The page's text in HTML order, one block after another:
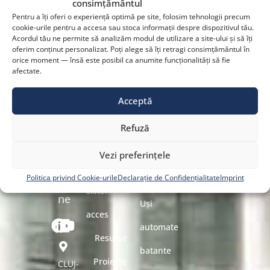
consimțământul
Pentru a îți oferi o experiență optimă pe site, folosim tehnologii precum
cookie-urile pentru a accesa sau stoca informații despre dispozitivul tău.
Acordul tău ne permite să analizăm modul de utilizare a site-ului și să îți
oferim conținut personalizat. Poți alege să îți retragi consimțământul în
orice moment — însă este posibil ca anumite funcționalități să fie
afectate.
Acceptă
Refuză
Vezi preferințele
Politica privind Cookie-urileDeclarație de ConfidențialitateImprint
face
parte
Group
Urmărește-
ne
CLUJ-
Despre
noi
Industrii
sisteme de
acces
Resurse
Proiecte
sisteme de
acces
Uși
automate
Uși
automate
culisante
Uși
automate
batante